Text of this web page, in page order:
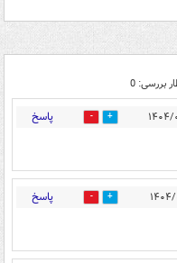
بررسی: 0
0 پاسخ
0 پاسخ